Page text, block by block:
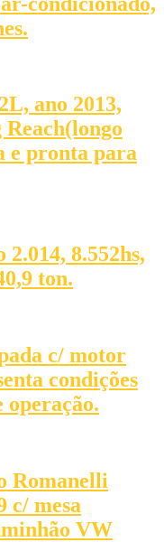
ano 2013,
Reach(longo
e pronta para
8.552hs,
ton.
c/ motor
condições
operação.
Romanelli
c/ mesa
VW